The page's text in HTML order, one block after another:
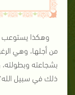
وهكذا يستوعب
من أجلها، وهي
بشجاعته
ذلك في سبيل